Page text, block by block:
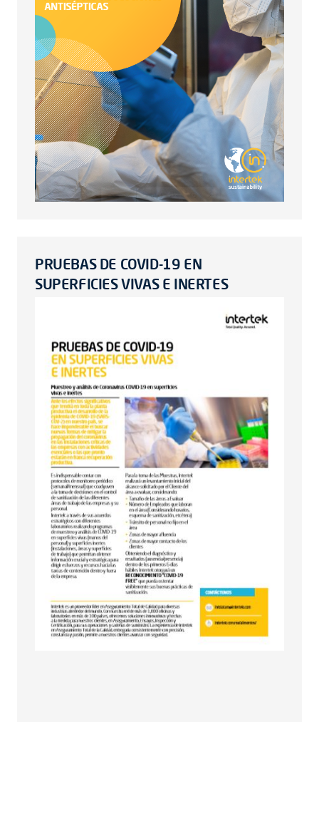
PRUEBAS DE COVID-19 EN
SUPERFICIES VIVAS E INERTES